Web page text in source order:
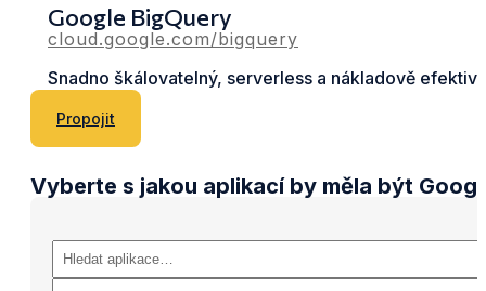
Google BigQuery
cloud.google.com/bigquery
Snadno škálovatelný, serverless a nákladově
Propojit
Vyberte s jakou aplikací by měla být